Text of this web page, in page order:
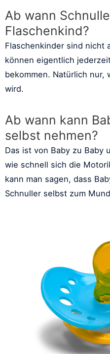
Ab wann
Flaschenkind?
Flaschenkinder sind nicht
können eigentlich
bekommen. Natürlich
wird.
Ab wann kann
selbst nehmen?
Das ist von Baby zu Baby
wie schnell sich die
kann man sagen, dass
Schnuller selbst zum